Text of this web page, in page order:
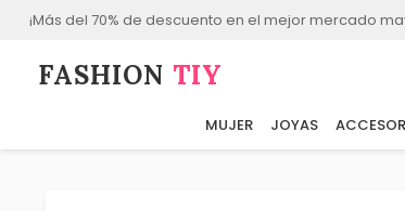
¡Más del 70% de descuento en el mejor mercado
FASHION⁠ TIY
MUJER JOYAS